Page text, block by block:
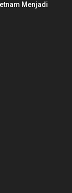
Menjadi